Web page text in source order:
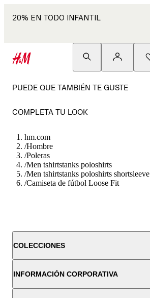
20% EN TODO INFANTIL
PUEDE QUE TAMBIÉN TE GUSTE
COMPLETA TU LOOK
hm.com
/Hombre
/Poleras
/Men tshirtstanks poloshirts
/Men tshirtstanks poloshirts shortsleeve
/Camiseta de fútbol Loose Fit
COLECCIONES
INFORMACIÓN CORPORATIVA